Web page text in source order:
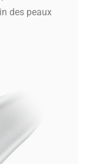
des peaux